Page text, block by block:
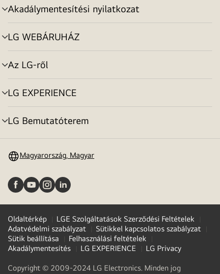
Akadálymentesítési nyilatkozat
menu
toggle
LG WEBÁRUHÁZ
menu
toggle
Az LG-ről
menu
toggle
LG EXPERIENCE
menu
toggle
LG Bemutatóterem
menu
Magyarország, Magyar
Oldaltérkép
LGE Szolgáltatások Szerződési Feltételek
Adatvédelmi szabályzat
Sütikkel kapcsolatos szabályzat
Sütik beállítása
Felhasználási feltételek
Akadálymentesítés
LG EXPERIENCE LG Privacy
Copyright © 2009-2024 LG Electronics. Minden jog